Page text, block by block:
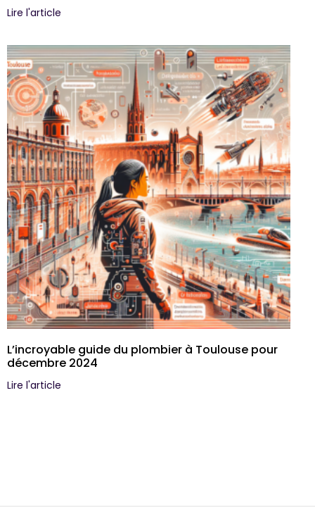
Lire l'article
L’incroyable guide du plombier à Toulouse pour
décembre 2024
Lire l'article